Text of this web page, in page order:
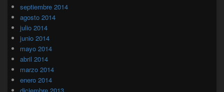
septiembre 2014
agosto 2014
julio 2014
junio 2014
mayo 2014
abril 2014
marzo 2014
enero 2014